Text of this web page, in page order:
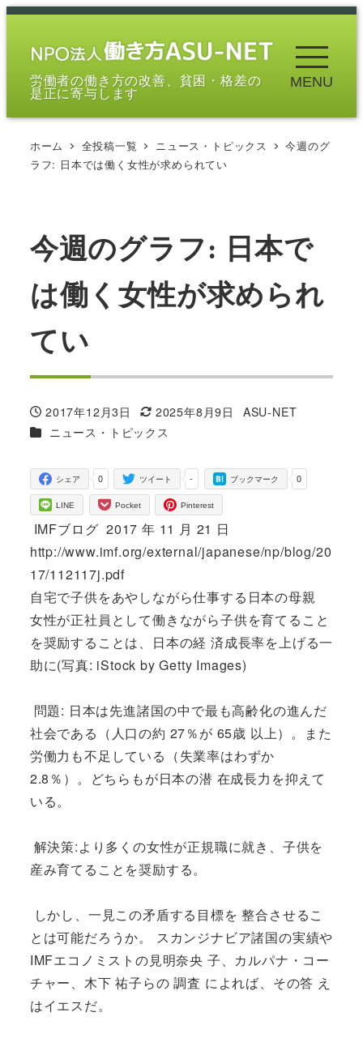
メ
労働者の働き方の改善、貧困・格差の
是正に寄与します
MENU
ホーム 全投稿一覧 ニュース・トピックス
今週のグ
ラフ: 日本では働く女性が求められてい
今週のグラフ: 日本で
は働く女性が求められ
てい
投稿日
2017年12月3日
更新日
2025年8月9日
著
ASU-NET
カテゴリー
ニュース・トピックス
0
シェア -
ツイート 0
ブックマーク
LINE Pocket Pinterest
IMFブログ 2017 年 11 月 21 日
http://www.imf.org/external/japanese/np/blog/20
17/112117j.pdf
自宅で子供をあやしながら仕事する日本の母親
女性が正社員として働きながら子供を育てること
を奨励することは、日本の経 済成長率を上げる一
助に(写真: iStock by Getty Images)
問題: 日本は先進諸国の中で最も高齢化の進んだ
社会である（人口の約 27％が 65歳 以上）。また
労働力も不足している（失業率はわずか
2.8％）。どちらもが日本の潜 在成長力を抑えて
いる。
解決策:より多くの女性が正規職に就き、子供を
産み育てることを奨励する。
しかし、一見この矛盾する目標を 整合させるこ
とは可能だろうか。 スカンジナビア諸国の実績や
IMFエコノミストの見明奈央 子、カルパナ・コー
チャー、木下 祐子らの 調査 によれば、その答 え
はイエスだ。